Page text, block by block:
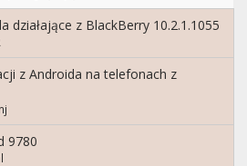
działające z BlackBerry 10.2.1.1055
z Androida na telefonach z
9780